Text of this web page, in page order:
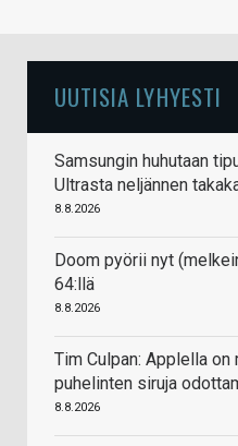
UUTISIA LYHYESTI
Samsungin huhutaan
Ultrasta neljännen
8.8.2026
Doom pyörii nyt
64:llä
8.8.2026
Tim Culpan: Applella
puhelinten siruja
8.8.2026